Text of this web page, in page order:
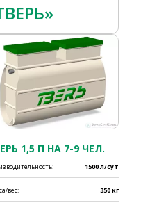
1,5 П НА 7-9 ЧЕЛ.
1500 л/сут
вес: 350 кг